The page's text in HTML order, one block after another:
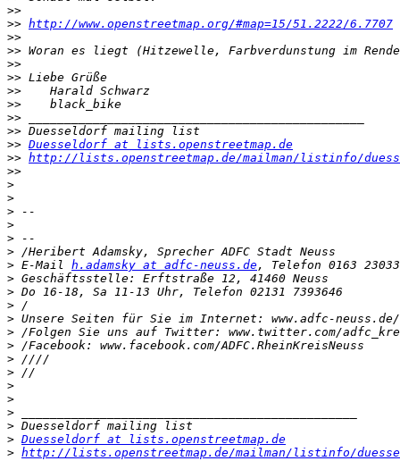
>>
>> http://www.openstreetmap.org/#map=15/51.2222/6.7707
>>
>>
>>
>>
>>
>>
>>
>>
>> Duesseldorf at lists.openstreetmap.de
>> http://lists.openstreetmap.de/mailman/listinfo/
>>
>
>
>
>
>
>
> E-Mail h.adamsky at adfc-neuss.de
>
>
>
>
>
>
>
>
>
>
>
>
> Duesseldorf at lists.openstreetmap.de
> http://lists.openstreetmap.de/mailman/listinfo/